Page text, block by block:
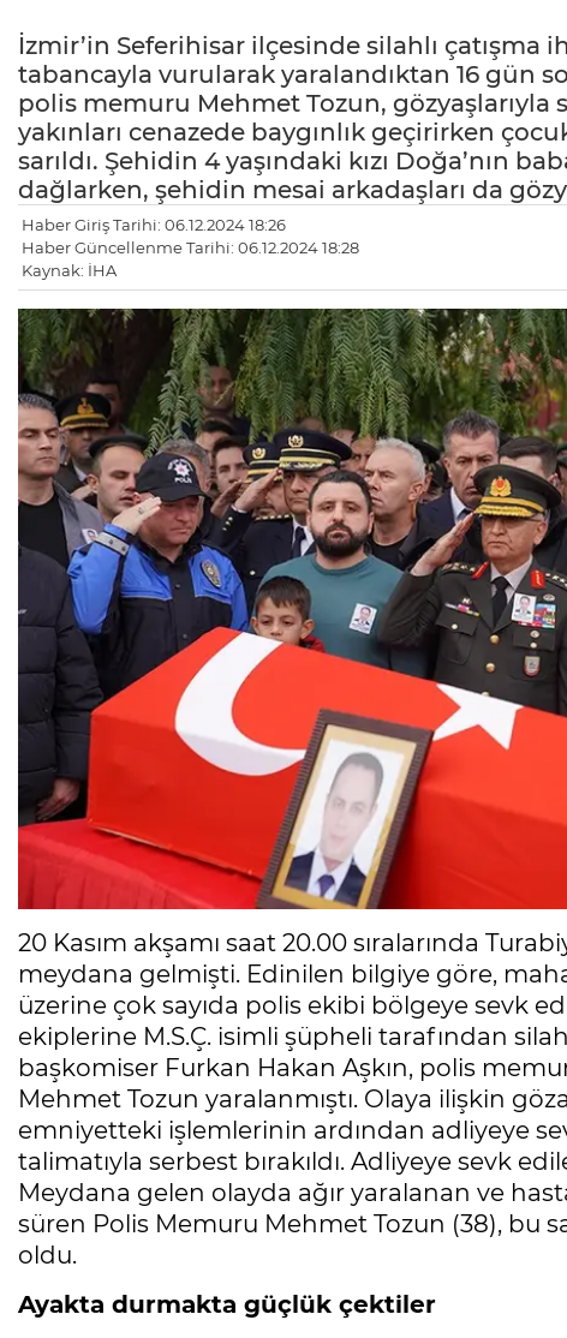
İzmir’in Seferihisar ilçesinde silahlı çatışma
tabancayla vurularak yaralandıktan 16 gün
polis memuru Mehmet Tozun,
yakınları cenazede baygınlık geçirirken
sarıldı. Şehidin 4 yaşındaki kızı Doğa’nın
dağlarken, şehidin mesai arkadaşları da
Haber Giriş Tarihi: 06.12.2024 18:26
Haber Güncellenme Tarihi: 06.12.2024 18:28
Kaynak: İHA
20 Kasım akşamı saat 20.00 sıralarında
meydana gelmişti. Edinilen bilgiye göre,
üzerine çok sayıda polis ekibi bölgeye sevk
ekiplerine M.S.Ç. isimli şüpheli tarafından
başkomiser Furkan Hakan Aşkın, polis
Mehmet Tozun yaralanmıştı. Olaya ilişkin
emniyetteki işlemlerinin ardından adliyeye
talimatıyla serbest bırakıldı. Adliyeye sevk
Meydana gelen olayda ağır yaralanan ve
süren Polis Memuru Mehmet Tozun (38), bu
oldu.
Ayakta durmakta güçlük çektiler